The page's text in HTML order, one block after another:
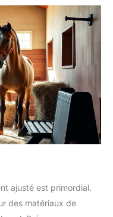
ajusté est primordial.
des matériaux de